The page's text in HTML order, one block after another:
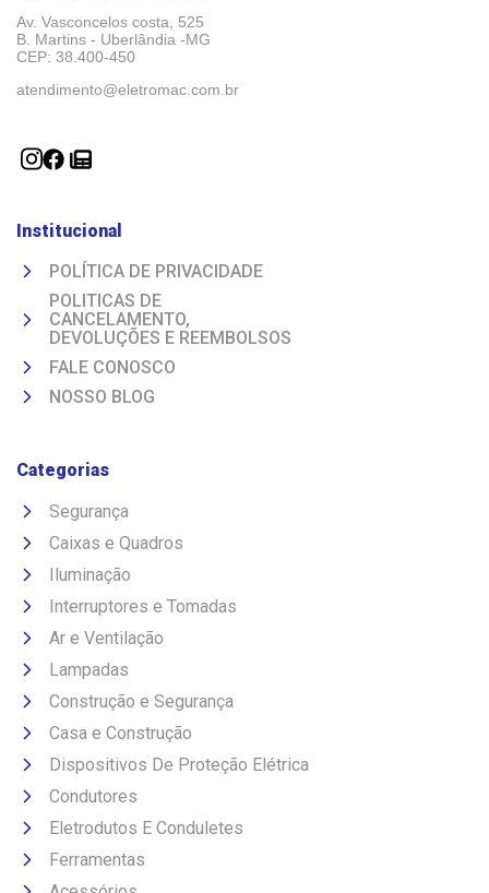
Av. Vasconcelos costa, 525
B. Martins - Uberlândia -MG
CEP: 38.400-450
atendimento@eletromac.com.br
Institucional
POLÍTICA DE PRIVACIDADE
POLITICAS DE
CANCELAMENTO,
DEVOLUÇÕES E REEMBOLSOS
FALE CONOSCO
NOSSO BLOG
Categorias
Segurança
Caixas e Quadros
Iluminação
Interruptores e Tomadas
Ar e Ventilação
Lampadas
Construção e Segurança
Casa e Construção
Dispositivos De Proteção Elétrica
Condutores
Eletrodutos E Conduletes
Ferramentas